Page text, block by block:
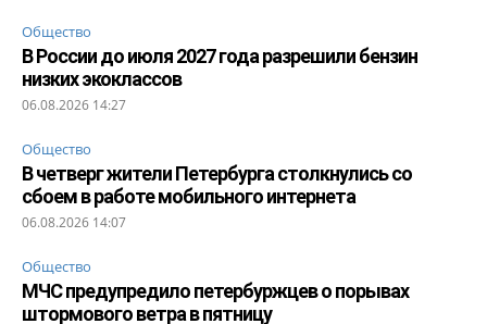
Общество
В России до июля 2027 года разрешили бензин
низких экоклассов
06.08.2026 14:27
Общество
В четверг жители Петербурга столкнулись со
сбоем в работе мобильного интернета
06.08.2026 14:07
Общество
МЧС предупредило петербуржцев о порывах
штормового ветра в пятницу